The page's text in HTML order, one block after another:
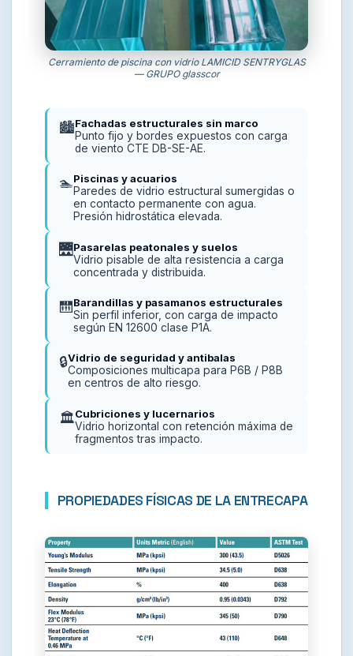
Cerramiento de piscina con vidrio LAMICID SENTRYGLAS
— GRUPO glasscor
🏙️Fachadas estructurales sin marco
Punto fijo y bordes expuestos con carga
de viento CTE DB-SE-AE.
🏊Piscinas y acuarios
Paredes de vidrio estructural sumergidas o
en contacto permanente con agua.
Presión hidrostática elevada.
🌉Pasarelas peatonales y suelos
Vidrio pisable de alta resistencia a carga
concentrada y distribuida.
🛗Barandillas y pasamanos estructurales
Sin perfil inferior, con carga de impacto
según EN 12600 clase P1A.
🔒Vidrio de seguridad y antibalas
Composiciones multicapa para P6B / P8B
en centros de alto riesgo.
🏛️Cubriciones y lucernarios
Vidrio horizontal con retención máxima de
fragmentos tras impacto.
PROPIEDADES FÍSICAS DE LA ENTRECAPA